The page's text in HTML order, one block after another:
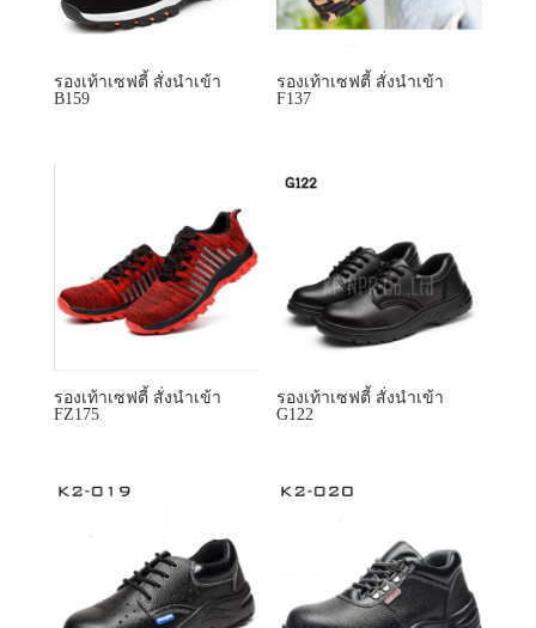
รองเท้าเซฟตี้ สั่งนำเข้า
B159
รองเท้าเซฟตี้ สั่งนำเข้า
F137
รองเท้าเซฟตี้ สั่งนำเข้า
FZ175
รองเท้าเซฟตี้ สั่งนำเข้า
G122